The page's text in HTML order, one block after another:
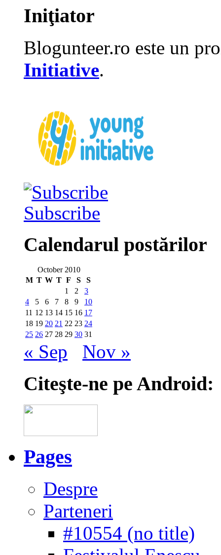
Iniţiator
Blogunteer.ro este un
Initiative.
Subscribe
Calendarul postărilor
October 2010
M T W T F S
S
1
2
3
4
5 6 7 8 9
10
11 12 13 14 15 16 17
18 19 20 21 22 23 24
25 26 27 28 29 30 31
« Sep Nov »
Citeşte-ne pe Android:
Pages
Despre
Parteneri
#10554 (no title)